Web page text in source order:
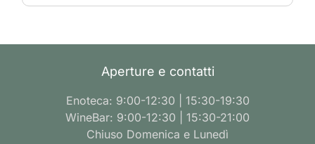
Aperture e contatti
Enoteca: 9:00-12:30 | 15:30-19:30
WineBar: 9:00-12:30 | 15:30-21:00
Chiuso Domenica e Lunedì